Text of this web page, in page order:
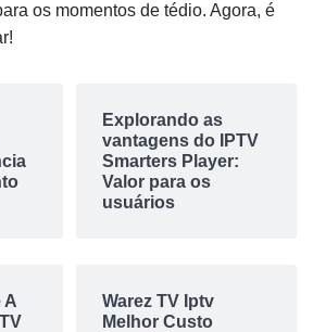
os momentos de tédio. Agora, é
Explorando as
vantagens do IPTV
Smarters Player:
Valor para os
usuários
A
Warez TV Iptv
Melhor Custo